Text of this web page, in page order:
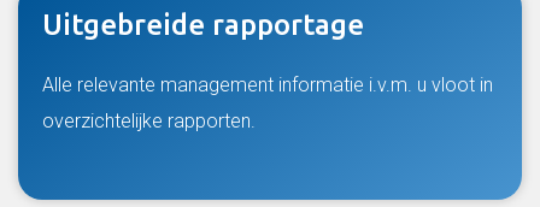
Uitgebreide rapportage
Alle relevante management informatie i.v.m. u vloot in
overzichtelijke rapporten.